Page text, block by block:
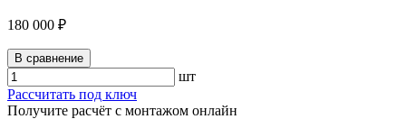
180 000 ₽
В сравнение
шт
Рассчитать под ключ
Получите расчёт с монтажом онлайн